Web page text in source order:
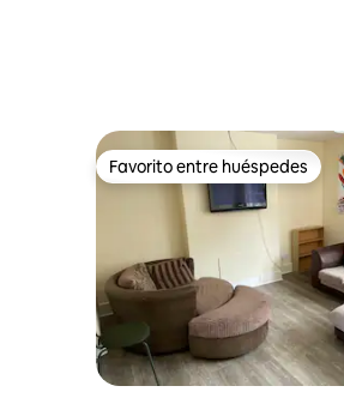
Favorito entre huéspedes
Favorito entre huéspedes